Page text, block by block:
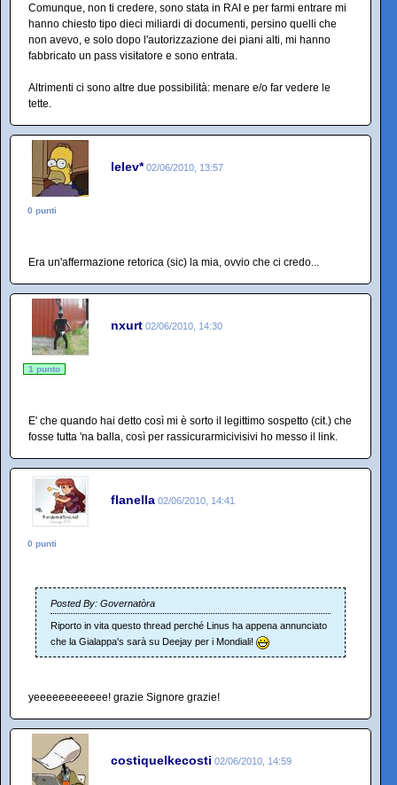
Comunque, non ti credere, sono stata in RAI e per farmi entrare mi
hanno chiesto tipo dieci miliardi di documenti, persino quelli che
non avevo, e solo dopo l'autorizzazione dei piani alti, mi hanno
fabbricato un pass visitatore e sono entrata.
Altrimenti ci sono altre due possibilità: menare e/o far vedere le
tette.
lelev* 02/06/2010, 13:57
0 punti
Era un'affermazione retorica (sic) la mia, ovvio che ci credo...
nxurt 02/06/2010, 14:30
1 punto
E' che quando hai detto così mi è sorto il legittimo sospetto (cit.) che
fosse tutta 'na balla, così per rassicurarmicivisivi ho messo il link.
flanella 02/06/2010, 14:41
0 punti
Posted By: Governatòra
Riporto in vita questo thread perché Linus ha appena annunciato
che la Gialappa's sarà su Deejay per i Mondiali!
yeeeeeeeeeeee! grazie Signore grazie!
costiquelkecosti 02/06/2010, 14:59